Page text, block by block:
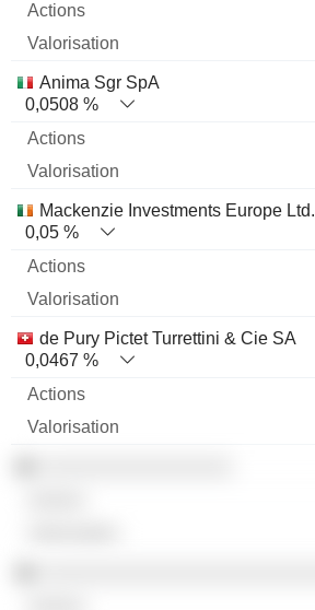
Anima Sgr SpA
0,0508 %
Mackenzie Investments Europe Ltd.
0,05 %
de Pury Pictet Turrettini & Cie SA
0,0467 %